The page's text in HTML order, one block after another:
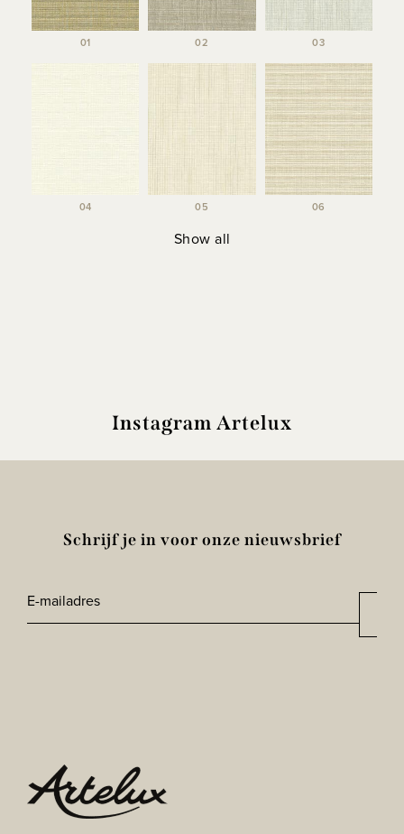
01 02 03
04 05 06
Show all
Instagram Artelux
Schrijf je in voor onze nieuwsbrief
E-
mailadres*